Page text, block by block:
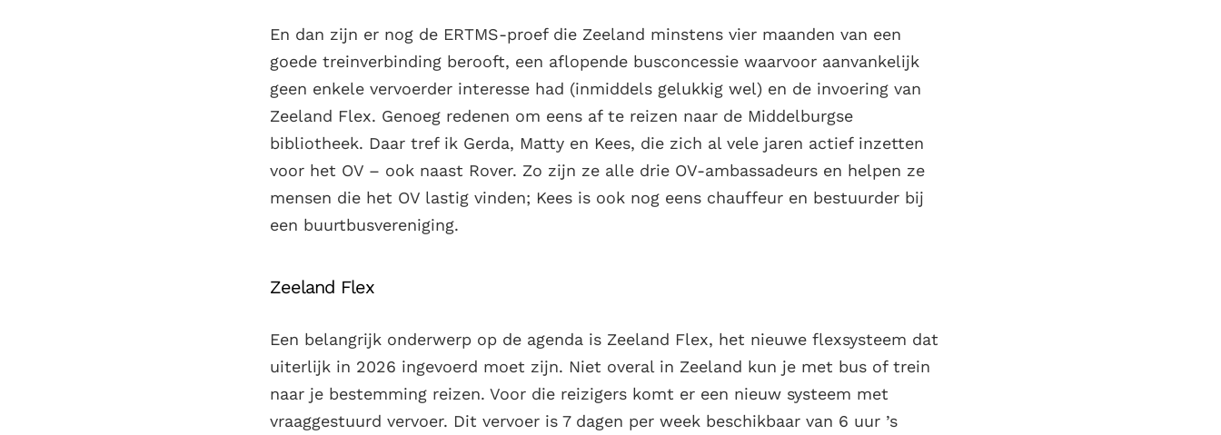
En dan zijn er nog de ERTMS-proef die Zeeland minstens vier maanden van een
goede treinverbinding berooft, een aflopende busconcessie waarvoor aanvankelijk
geen enkele vervoerder interesse had (inmiddels gelukkig wel) en de invoering van
Zeeland Flex. Genoeg redenen om eens af te reizen naar de Middelburgse
bibliotheek. Daar tref ik Gerda, Matty en Kees, die zich al vele jaren actief inzetten
voor het OV – ook naast Rover. Zo zijn ze alle drie OV-ambassadeurs en helpen ze
mensen die het OV lastig vinden; Kees is ook nog eens chauffeur en bestuurder bij
een buurtbusvereniging.
Zeeland Flex
Een belangrijk onderwerp op de agenda is Zeeland Flex, het nieuwe flexsysteem dat
uiterlijk in 2026 ingevoerd moet zijn. Niet overal in Zeeland kun je met bus of trein
naar je bestemming reizen. Voor die reizigers komt er een nieuw systeem met
vraaggestuurd vervoer. Dit vervoer is 7 dagen per week beschikbaar van 6 uur ’s